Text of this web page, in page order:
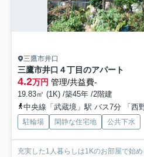
三鷹市井口
三鷹市井口４丁目のアパート
4.2万円 管理/共益費-
19.83㎡ (1K) /築45年 /2階建
中央線「武蔵境」駅 バス7分 「西
駐輪場 閑静な住宅地 公共下水
充実した1人暮らしは1Kのお部屋で始